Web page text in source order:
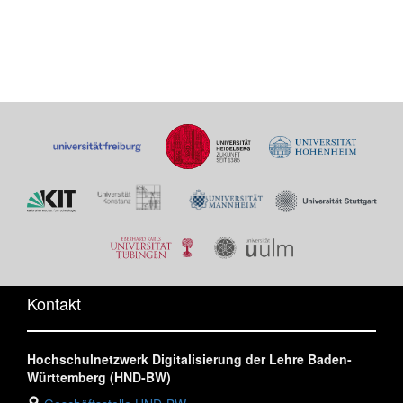
Kontakt
Hochschulnetzwerk Digitalisierung der Lehre Baden-
Württemberg (HND-BW)